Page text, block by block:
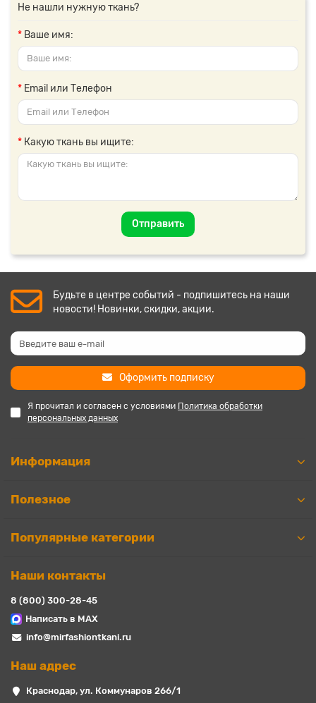
Не нашли нужную ткань?
Ваше имя:
Email или Телефон
Какую ткань вы ищите:
Отправить
Будьте в центре событий - подпишитесь на наши
новости! Новинки, скидки, акции.
Оформить подписку
Я прочитал и согласен с условиями Политика обработки
персональных данных
Информация
Полезное
Популярные категории
Наши контакты
8 (800) 300-28-45
Написать в MAX
info@mirfashiontkani.ru
Наш адрес
Краснодар, ул. Коммунаров 266/1